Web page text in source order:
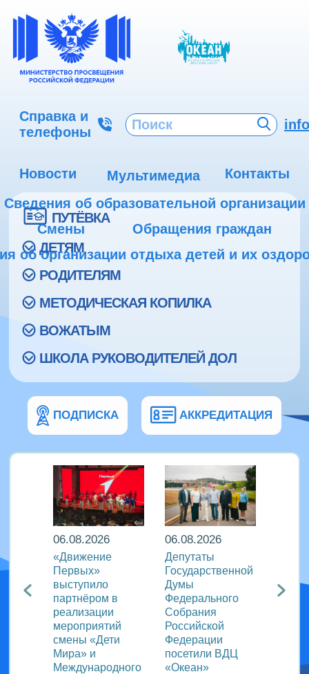
Справка и
телефоны
Новости Мультимедиа
Контакты
Сведения об образовательной организации
Смены
Обращения граждан
об организации отдыха детей и их
ПУТЁВКА
ДЕТЯМ
РОДИТЕЛЯМ
МЕТОДИЧЕСКАЯ КОПИЛКА
ВОЖАТЫМ
ШКОЛА РУКОВОДИТЕЛЕЙ ДОЛ
ПОДПИСКА АККРЕДИТАЦИЯ
в
06.08.2026
«Движение
Первых»
выступило
партнёром в
реализации
мероприятий
смены «Дети
Мира» и
Международного
06.08.2026
Депутаты
Государственной
Думы
Федерального
Собрания
Российской
Федерации
посетили ВДЦ
«Океан»
идеи